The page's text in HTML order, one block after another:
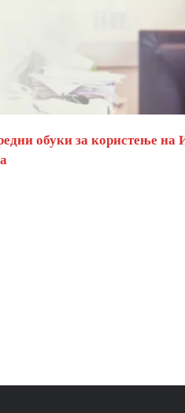
обуки за користење на